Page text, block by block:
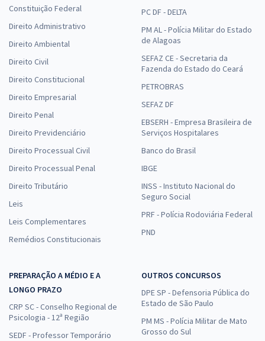
Constituição Federal
Direito Administrativo
Direito Ambiental
Direito Civil
Direito Constitucional
Direito Empresarial
Direito Penal
Direito Previdenciário
Direito Processual Civil
Direito Processual Penal
Direito Tributário
Leis
Leis Complementares
Remédios Constitucionais
PC DF - DELTA
PM AL - Polícia Militar do Estado
de Alagoas
SEFAZ CE - Secretaria da
Fazenda do Estado do Ceará
PETROBRAS
SEFAZ DF
EBSERH - Empresa Brasileira de
Serviços Hospitalares
Banco do Brasil
IBGE
INSS - Instituto Nacional do
Seguro Social
PRF - Polícia Rodoviária Federal
PND
PREPARAÇÃO A MÉDIO E A
LONGO PRAZO
CRP SC - Conselho Regional de
Psicologia - 12ª Região
SEDF - Professor Temporário
OUTROS CONCURSOS
DPE SP - Defensoria Pública do
Estado de São Paulo
PM MS - Polícia Militar de Mato
Grosso do Sul